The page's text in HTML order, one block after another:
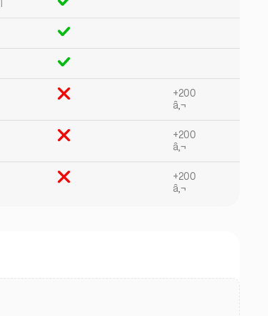
+200
â‚¬
+200
â‚¬
+200
â‚¬